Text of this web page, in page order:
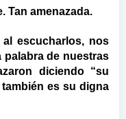
Tan amenazada.
escucharlos, nos
palabra de nuestras
diciendo “su
es su digna